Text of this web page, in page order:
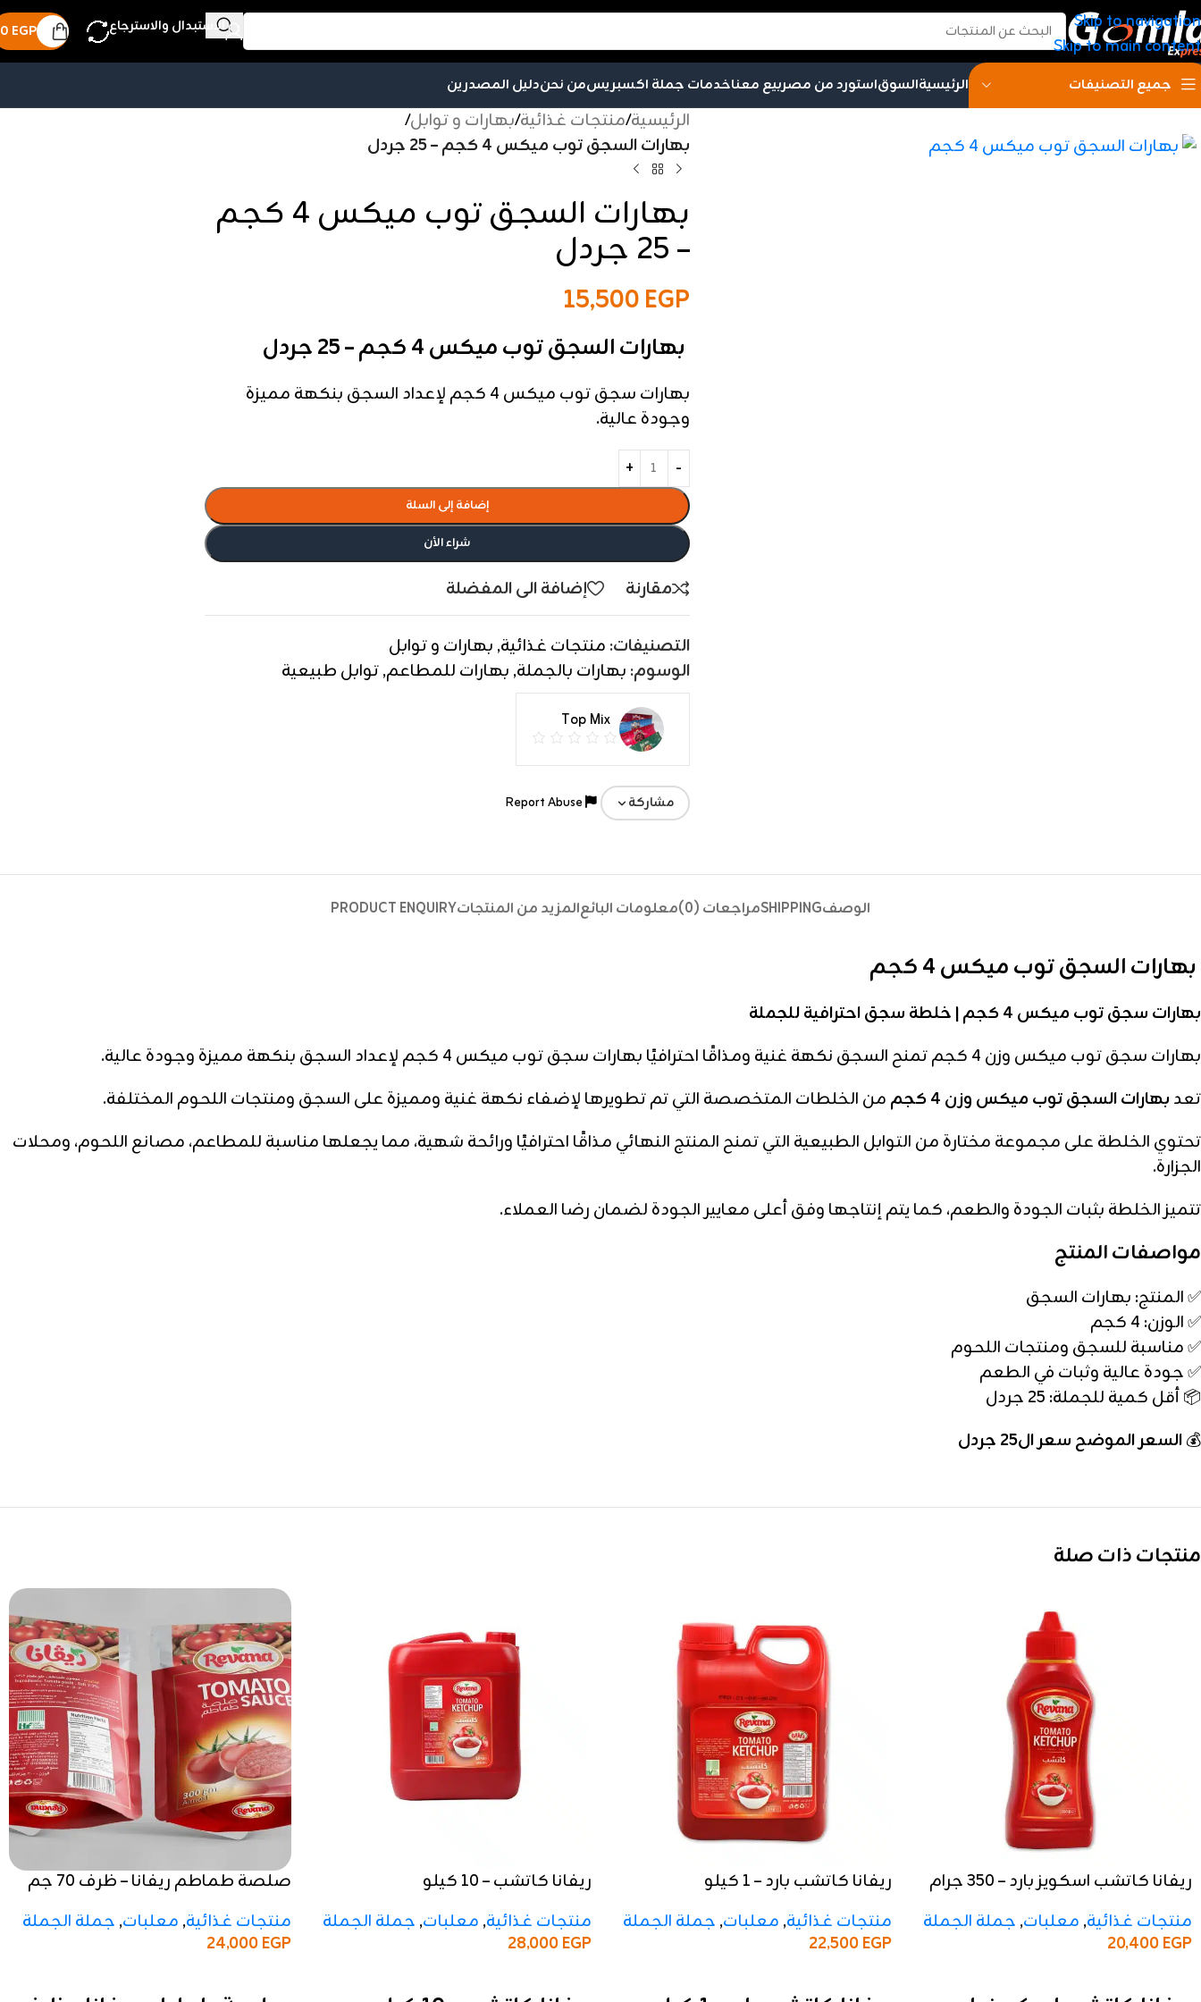
Skip to navigation
Skip to main content
الاستبدال والاسترجاع 0 EGP
جميع التصنيفات الرئيسيةالسوقاستورد من مصربيع معناخدمات جملة اكسبريسمن نحندليل المصدرين
الرئيسية/منتجات غذائية/بهارات و توابل/
بهارات السجق توب ميكس 4 كجم – 25 جردل
بهارات السجق توب ميكس 4 كجم
– 25 جردل
15,500EGP
بهارات السجق توب ميكس 4 كجم – 25 جردل
بهارات سجق توب ميكس 4 كجم لإعداد السجق بنكهة مميزة
وجودة عالية.
إضافة إلى السلة
شراء الأن
مقارنة إضافة الى المفضلة
التصنيفات: منتجات غذائية, بهارات و توابل
الوسوم: بهارات بالجملة, بهارات للمطاعم,توابل طبيعية
Top Mix
مشاركة
الوصفSHIPPINGمراجعات (0) معلومات البائعالمزيد من المنتجاتPRODUCT ENQUIRY
بهارات السجق توب ميكس 4 كجم
بهارات سجق توب ميكس 4 كجم | خلطة سجق احترافية للجملة
بهارات سجق توب ميكس وزن 4 كجم تمنح السجق نكهة غنية ومذاقًا احترافيًا بهارات سجق توب ميكس 4 كجم لإعداد السجق بنكهة مميزة وجودة عالية.
تعد بهارات السجق توب ميكس وزن 4 كجم
من الخلطات المتخصصة التي تم تطويرها لإضفاء نكهة غنية ومميزة على السجق ومنتجات اللحوم المختلفة.
تحتوي الخلطة على مجموعة مختارة من التوابل الطبيعية التي تمنح المنتج النهائي مذاقًا احترافيًا ورائحة شهية، مما يجعلها مناسبة للمطاعم، مصانع اللحوم، ومحلات
الجزارة.
تتميز الخلطة بثبات الجودة والطعم، كما يتم إنتاجها وفق أعلى معايير الجودة لضمان رضا العملاء.
مواصفات المنتج
✅ المنتج: بهارات السجق
✅ الوزن: 4 كجم
✅ مناسبة للسجق ومنتجات اللحوم
✅ جودة عالية وثبات في الطعم
📦 أقل كمية للجملة: 25 جردل
💰السعر الموضح سعر ال25 جردل
منتجات ذات صلة
ريفانا كاتشب اسكويز بارد – 350 جرام
منتجات غذائية, معلبات, جملة الجملة
20,400EGP
ريفانا كاتشب بارد – 1 كيلو
منتجات غذائية, معلبات, جملة الجملة
22,500EGP
ريفانا كاتشب – 10 كيلو
منتجات غذائية, معلبات, جملة الجملة
28,000EGP
صلصة طماطم ريفانا – ظرف 70 جم
منتجات غذائية, معلبات, جملة الجملة
24,000EGP